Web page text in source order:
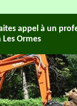
appel à un
Les Ormes